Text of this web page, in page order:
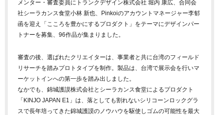
メンター・審査委員にトランクデザイン株式会社 堀内 康広、合同会
社シーラカンス食堂小林 新也、Pinkoiのアカウントマネージャー李郁
函を迎え「こころを豊かにするプロダクト」をテーマにデザインパー
トナーを募集、96作品が集まりました。
審査の後、選ばれたクリエイターは、事業者と共に台湾のフィールド
リサーチを踏みプロトタイプを制作。製品は、台湾で展示会を行いマ
ーケットインへの第一歩を踏み出しました。
なかでも、錦城護謨株式会社とシーラカンス食堂によるプロダクト
「KINJO JAPAN E1」は、落としても割れないシリコーンロックグラ
スで長年培ってきた錦城護謨のノウハウを駆使しゴムの可能性を最大